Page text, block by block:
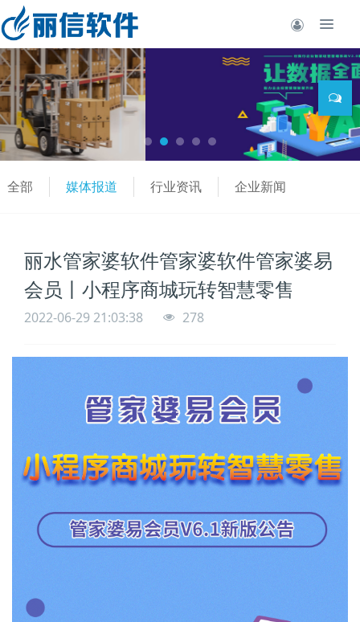
全部 媒体报道 行业资讯 企业新闻
丽水管家婆软件管家婆软件管家婆易
会员丨小程序商城玩转智慧零售
2022-06-29 21:03:38 278